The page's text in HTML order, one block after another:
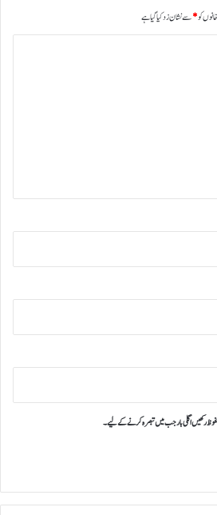
کو*سے نشان زد کیا گیا ہے
رکھیں اگلی بار جب میں تبصرہ کرنے کےلیے۔